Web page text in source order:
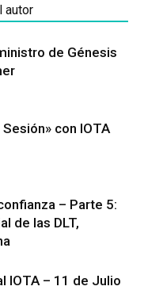
autor
de Génesis
con IOTA
– Parte 5:
de las DLT,
IOTA – 11 de Julio